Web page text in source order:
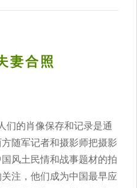
妻合照
的肖像保存和记录是通
随军记者和摄影师把摄影
风土民情和战事题材的拍
注，他们成为中国最早应